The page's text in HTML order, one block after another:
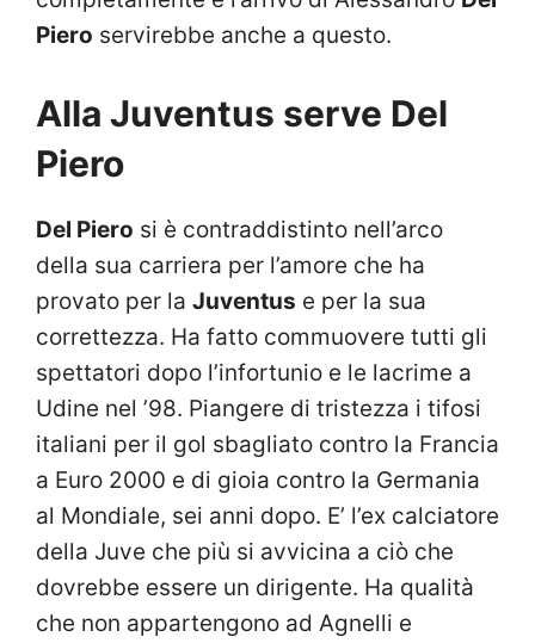
Piero servirebbe anche a questo.
Alla Juventus serve Del
Piero
Del Piero si è contraddistinto nell’arco
della sua carriera per l’amore che ha
provato per la Juventus e per la sua
correttezza. Ha fatto commuovere tutti gli
spettatori dopo l’infortunio e le lacrime a
Udine nel ’98. Piangere di tristezza i tifosi
italiani per il gol sbagliato contro la Francia
a Euro 2000 e di gioia contro la Germania
al Mondiale, sei anni dopo. E’ l’ex calciatore
della Juve che più si avvicina a ciò che
dovrebbe essere un dirigente. Ha qualità
che non appartengono ad Agnelli e